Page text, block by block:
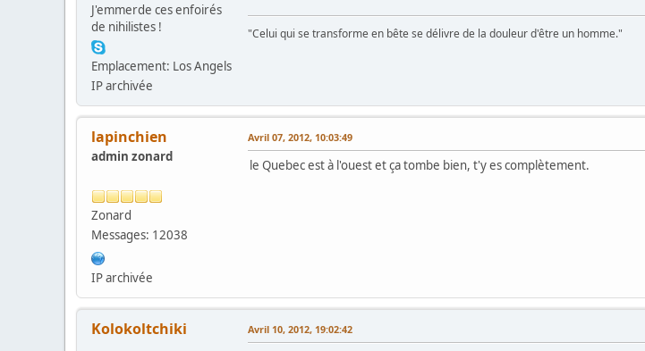
J'emmerde ces enfoirés
de nihilistes !
Emplacement: Los Angels
IP archivée
"Celui qui se transforme en bête se délivre de la douleur d'être un homme."
lapinchien
admin zonard
Zonard
Messages: 12038
IP archivée
Avril 07, 2012, 10:03:49
le Quebec est à l'ouest et ça tombe bien, t'y es complètement.
Kolokoltchiki Avril 10, 2012, 19:02:42